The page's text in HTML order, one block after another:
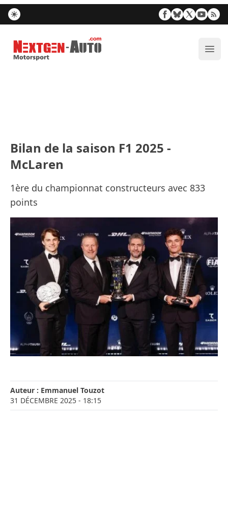
Nextgen-Auto.com
Bilan de la saison F1 2025 -
McLaren
1ère du championnat constructeurs avec 833
points
Auteur : Emmanuel Touzot
31 DÉCEMBRE 2025 - 18:15